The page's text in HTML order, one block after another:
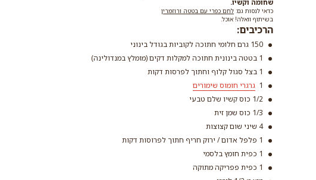
שחומה וקשיו.
כדאי לנסות גם: לחם כפרי עם בטטה ורוזמרין
בשיתוף וואלה! אוכל.
הרכיבים:
150 גרם חלומי חתוכה לקוביות בגודל בינוני
1 בטטה בינונית חתוכה למקלות דקים (מומלץ במנדולינה)
1 בצל סגול קלוף וחתוך לפרסות דקות
1 גרגרי חומוס שימורים
1/2 כוס קשיו שלם טבעי
1/3 כוס שמן זית
4 שיני שום קצוצות
1 פלפל אדום / ירוק חריף חתוך לפרוסות דקות
1 כפית חומץ בלסמי
1 כפית פפריקה מתוקה